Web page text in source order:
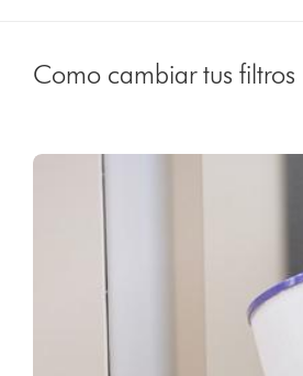
Como cambiar tus filtros